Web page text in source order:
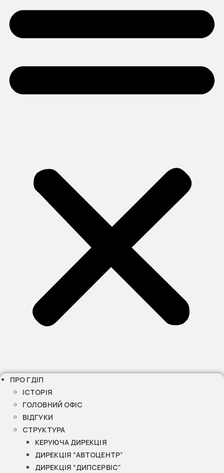
ПРО ГДІП
ІСТОРІЯ
ГОЛОВНИЙ ОФІС
ВІДГУКИ
СТРУКТУРА
КЕРУЮЧА ДИРЕКЦІЯ
ДИРЕКЦІЯ “АВТОЦЕНТР”
ДИРЕКЦІЯ “ДИПСЕРВІС”